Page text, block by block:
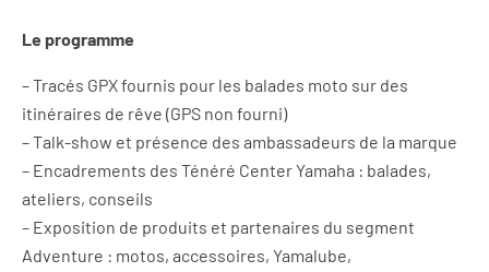
Le programme
– Tracés GPX fournis pour les balades moto sur des
itinéraires de rêve (GPS non fourni)
– Talk-show et présence des ambassadeurs de la marque
– Encadrements des Ténéré Center Yamaha : balades,
ateliers, conseils
– Exposition de produits et partenaires du segment
Adventure : motos, accessoires, Yamalube,